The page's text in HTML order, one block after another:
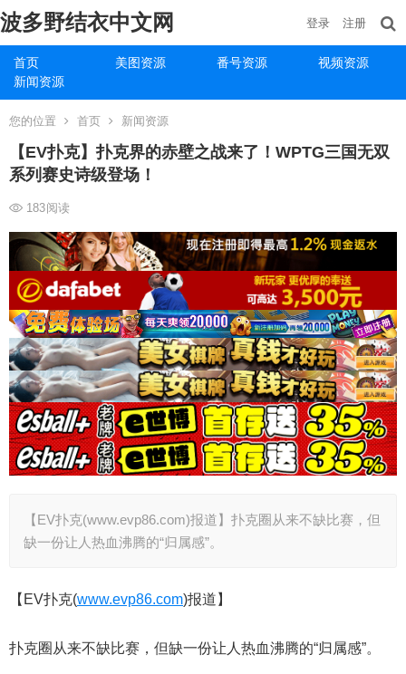
波多野结衣中文网
首页 美图资源 番号资源
视频资源
新闻资源
登录 注册
您的位置 首页 新闻资源
【EV扑克】扑克界的赤壁之战来了！WPTG三国无双
系列赛史诗级登场！
183阅读
【EV扑克(www.evp86.com)报道】扑克圈从来不缺比赛，但
缺一份让人热血沸腾的“归属感”。
【EV扑克(www.evp86.com)报道】
扑克圈从来不缺比赛，但缺一份让人热血沸腾的“归属感”。